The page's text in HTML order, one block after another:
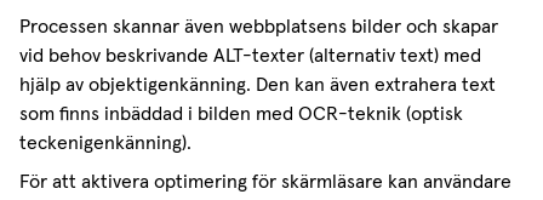
Processen skannar även webbplatsens bilder och skapar
vid behov beskrivande ALT-texter (alternativ text) med
hjälp av objektigenkänning. Den kan även extrahera text
som finns inbäddad i bilden med OCR-teknik (optisk
teckenigenkänning).
För att aktivera optimering för skärmläsare kan användare